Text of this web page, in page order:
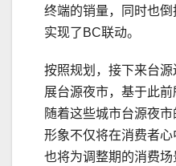
终端的销量，同时也倒
实现了BC联动。
按照规划，接下来台
展台源夜市，基于此前
随着这些城市台源夜
形象不仅将在消费者
也将为调整期的消费